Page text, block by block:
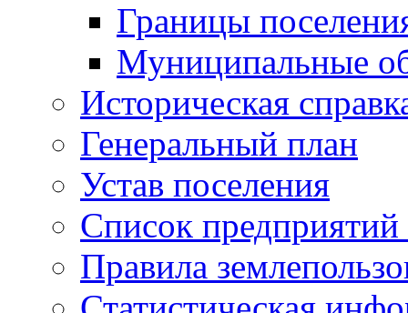
Границы
Муниципальные
Историческая
Генеральный план
Устав поселения
Список предприятий
Правила